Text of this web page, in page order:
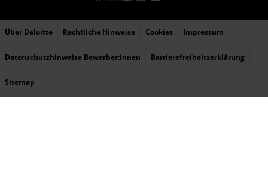
Über Deloitte Rechtliche Hinweise Cookies Impressum
Datenschutzhinweise Bewerber:innen Barrierefreiheitserklärung
Sitemap